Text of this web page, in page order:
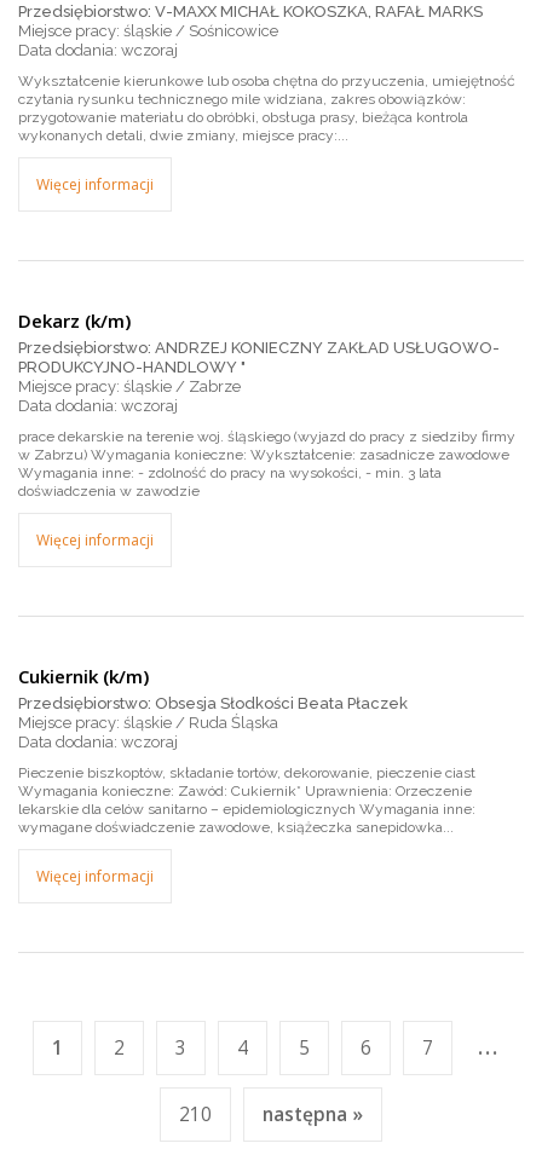
Przedsiębiorstwo: V-MAXX MICHAŁ KOKOSZKA, RAFAŁ MARKS
Miejsce pracy: śląskie / Sośnicowice
wczoraj
Wykształcenie kierunkowe lub osoba chętna do przyuczenia, umiejętność
czytania rysunku technicznego mile widziana, zakres obowiązków:
przygotowanie materiału do obróbki, obsługa prasy, bieżąca kontrola
wykonanych detali, dwie zmiany, miejsce pracy:...
Więcej informacji
Dekarz (k/m)
Przedsiębiorstwo: ANDRZEJ KONIECZNY ZAKŁAD USŁUGOWO-
PRODUKCYJNO-HANDLOWY "
Miejsce pracy: śląskie / Zabrze
wczoraj
prace dekarskie na terenie woj. śląskiego (wyjazd do pracy z siedziby firmy
w Zabrzu) Wymagania konieczne: Wykształcenie: zasadnicze zawodowe
Wymagania inne: - zdolność do pracy na wysokości, - min. 3 lata
doświadczenia w zawodzie
Więcej informacji
Cukiernik (k/m)
Przedsiębiorstwo: Obsesja Słodkości Beata Płaczek
Miejsce pracy: śląskie / Ruda Śląska
wczoraj
Pieczenie biszkoptów, składanie tortów, dekorowanie, pieczenie ciast
Wymagania konieczne: Zawód: Cukiernik* Uprawnienia: Orzeczenie
lekarskie dla celów sanitarno – epidemiologicznych Wymagania inne:
wymagane doświadczenie zawodowe, książeczka sanepidowka...
Więcej informacji
1 2 3 4 5 6 7 ...
210 następna »